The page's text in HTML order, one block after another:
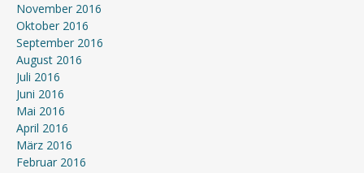
November 2016
Oktober 2016
September 2016
August 2016
Juli 2016
Juni 2016
Mai 2016
April 2016
März 2016
Februar 2016